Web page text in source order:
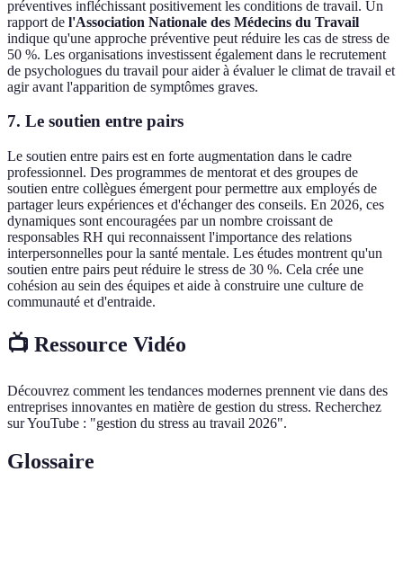
préventives infléchissant positivement les conditions de travail. Un
rapport de l'Association Nationale des Médecins du Travail
indique qu'une approche préventive peut réduire les cas de stress de
50 %. Les organisations investissent également dans le recrutement
de psychologues du travail pour aider à évaluer le climat de travail et
agir avant l'apparition de symptômes graves.
7. Le soutien entre pairs
Le soutien entre pairs est en forte augmentation dans le cadre
professionnel. Des programmes de mentorat et des groupes de
soutien entre collègues émergent pour permettre aux employés de
partager leurs expériences et d'échanger des conseils. En 2026, ces
dynamiques sont encouragées par un nombre croissant de
responsables RH qui reconnaissent l'importance des relations
interpersonnelles pour la santé mentale. Les études montrent qu'un
soutien entre pairs peut réduire le stress de 30 %. Cela crée une
cohésion au sein des équipes et aide à construire une culture de
communauté et d'entraide.
📺 Ressource Vidéo
Découvrez comment les tendances modernes prennent vie dans des
entreprises innovantes en matière de gestion du stress. Recherchez
sur YouTube : "gestion du stress au travail 2026".
Glossaire